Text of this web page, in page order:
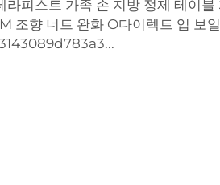
라피스트 가족 손 지방 정제 테이블
조향 너트 완화 O다이렉트 입 보